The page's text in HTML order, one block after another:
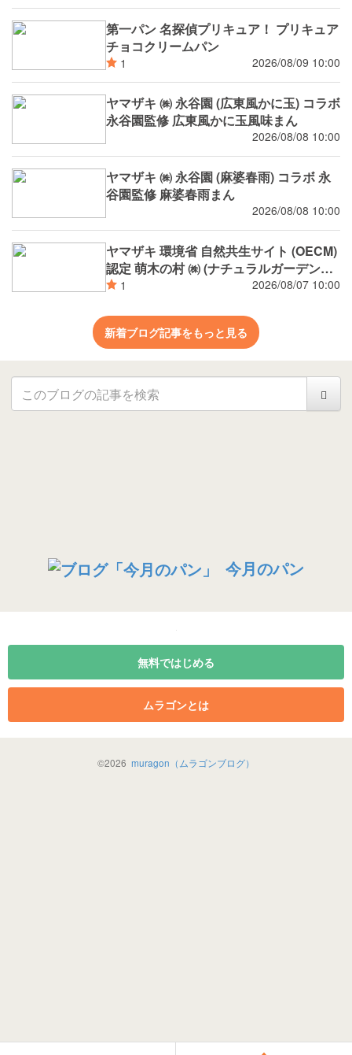
第一パン 名探偵プリキュア！ プリキュア
チョコクリームパン
1 2026/08/09 10:00
ヤマザキ ㈱ 永谷園 (広東風かに玉) コラボ
永谷園監修 広東風かに玉風味まん
2026/08/08 10:00
ヤマザキ ㈱ 永谷園 (麻婆春雨) コラボ 永
谷園監修 麻婆春雨まん
2026/08/08 10:00
ヤマザキ 環境省 自然共生サイト (OECM)
認定 萌木の村 ㈱ (ナチュラルガーデンズ
MOEGI) コラボ ランチパック シャインマ
1 2026/08/07 10:00
新着ブログ記事をもっと見る
今月のパン
無料ではじめる
ムラゴンとは
©2026 muragon（ムラゴンブログ）